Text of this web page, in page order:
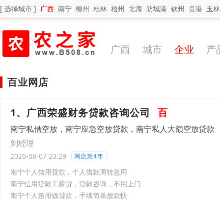
[ 选择城市 ] 广西 南宁 柳州 桂林 梧州 北海 防城港 钦州 贵港 玉林
广西 城市 企业 产
百业网店
1、广西荣盛财务贷款咨询公司 百
南宁私借空放，南宁应急空放贷款，南宁私人大额空放贷款
刘经理
2026-08-07 23:29 网店第4年
南宁个人信用贷款，个人借款周转急用
南宁信用贷款工薪贷，贷款咨询，不用上门
南宁个人急用钱贷款，手续简单放款快